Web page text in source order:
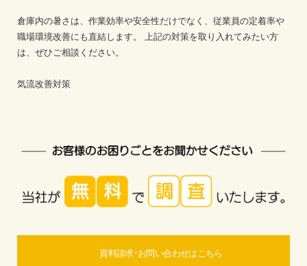
倉庫内の暑さは、作業効率や安全性だけでなく、従業員の定着率や
職場環境改善にも直結します。
上記の対策を取り入れてみたい方
は、ぜひご相談ください。
気流改善対策
資料請求･お問い合わせはこちら